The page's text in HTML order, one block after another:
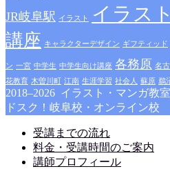
JR岐阜駅 イラスト イラス
講座 キャラクターデザイン ギフティッド
ン 一宮 中学生 中学生向け講座 各務原 名
花教育 木曽川町 江南 生涯学習 社会人 蘇原 鵜
2018–2026 イラスト・マンガ教
ドスク！岐阜校・オンライン校
受講までの流れ
料金・受講時間のご案内
講師プロフィール